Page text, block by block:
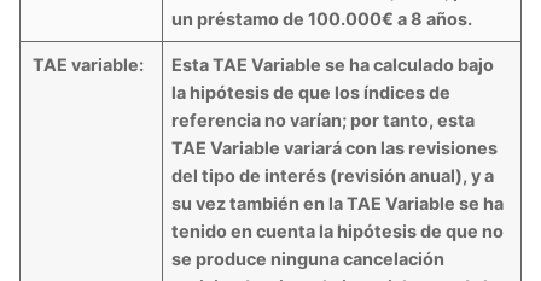
un préstamo de 100.000€ a 8 años.
TAE variable:
Esta TAE Variable se ha calculado bajo
la hipótesis de que los índices de
referencia no varían; por tanto, esta
TAE Variable variará con las revisiones
del tipo de interés (revisión anual), y a
su vez también en la TAE Variable se ha
tenido en cuenta la hipótesis de que no
se produce ninguna cancelación